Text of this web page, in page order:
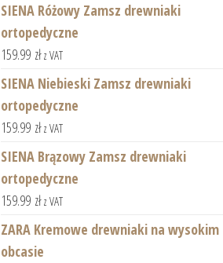
SIENA Różowy Zamsz drewniaki
ortopedyczne
159.99 zł z VAT
SIENA Niebieski Zamsz drewniaki
ortopedyczne
159.99 zł z VAT
SIENA Brązowy Zamsz drewniaki
ortopedyczne
159.99 zł z VAT
ZARA Kremowe drewniaki na wysokim
obcasie